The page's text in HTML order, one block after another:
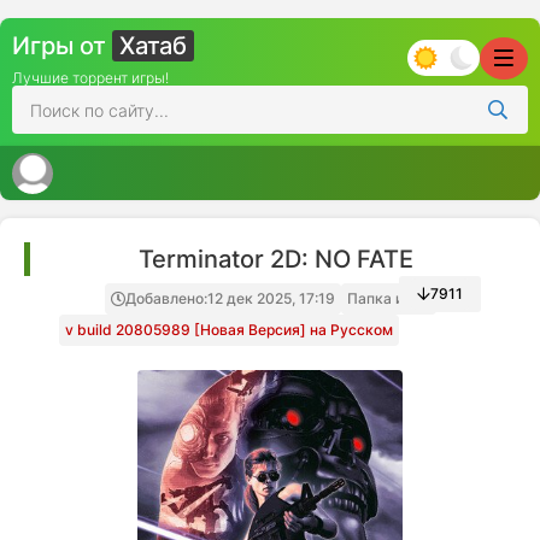
Игры от Хатаб
Лучшие торрент игры!
Terminator 2D: NO FATE
Добавлено:12 дек 2025, 17:19
Папка игры
v build 20805989 [Новая Версия] на Русском
7911